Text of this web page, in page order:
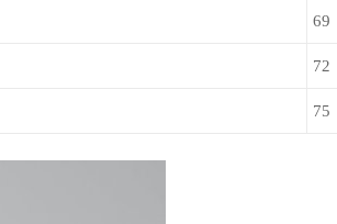
69
72
75